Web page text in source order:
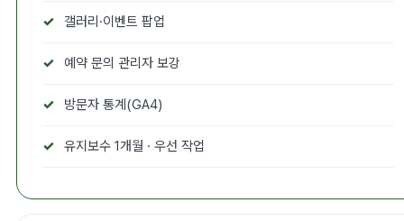
갤러리·이벤트 팝업
예약 문의 관리자 보강
방문자 통계(GA4)
유지보수 1개월 · 우선 작업